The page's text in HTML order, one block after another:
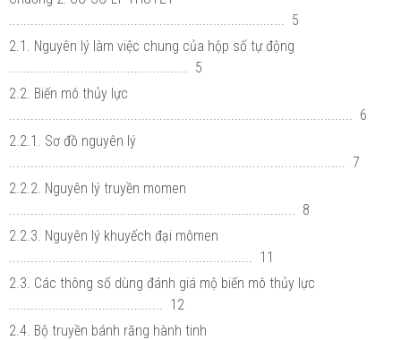
............................................................................. 5
2.1. Nguyên lý làm việc chung của hộp số tự động
.................................................. 5
2.2. Biến mô thủy lực
................................................................................................ 6
2.2.1. Sơ đồ nguyên lý
.............................................................................................. 7
2.2.2. Nguyên lý truyền momen
................................................................................ 8
2.2.3. Nguyên lý khuyếch đại mômen
.................................................................... 11
2.3. Các thông số dùng đánh giá mộ biến mô thủy lực
........................................... 12
2.4. Bộ truyền bánh răng hành tinh